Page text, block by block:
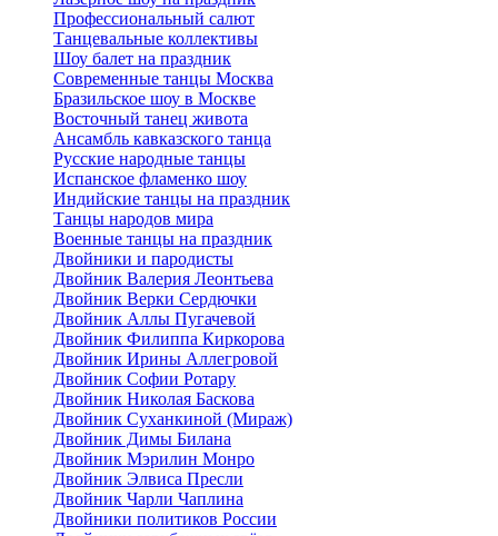
Профессиональный салют
Танцевальные коллективы
Шоу балет на праздник
Современные танцы Москва
Бразильское шоу в Москве
Восточный танец живота
Ансамбль кавказского танца
Русские народные танцы
Испанское фламенко шоу
Индийские танцы на праздник
Танцы народов мира
Военные танцы на праздник
Двойники и пародисты
Двойник Валерия Леонтьева
Двойник Верки Сердючки
Двойник Аллы Пугачевой
Двойник Филиппа Киркорова
Двойник Ирины Аллегровой
Двойник Софии Ротару
Двойник Николая Баскова
Двойник Суханкиной (Мираж)
Двойник Димы Билана
Двойник Мэрилин Монро
Двойник Элвиса Пресли
Двойник Чарли Чаплина
Двойники политиков России